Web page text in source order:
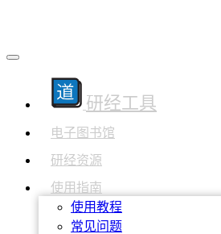
研经工具
电子图书馆
研经资源
使用指南
使用教程
常见问题